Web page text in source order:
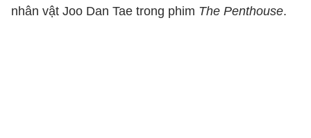
nhân vật Joo Dan Tae trong phim The Penthouse.